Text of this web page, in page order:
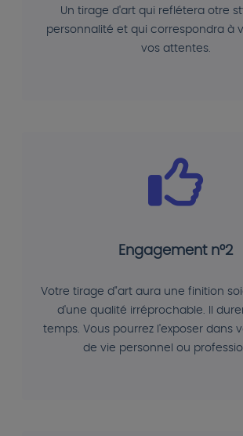
Un tirage d'art qui reflétera otre
personnalité et qui correspondra à
vos attentes.
Engagement n°2
Votre tirage d"art aura une finition
d'une qualité irréprochable. Il
temps. Vous pourrez l'exposer dans
de vie personnel ou